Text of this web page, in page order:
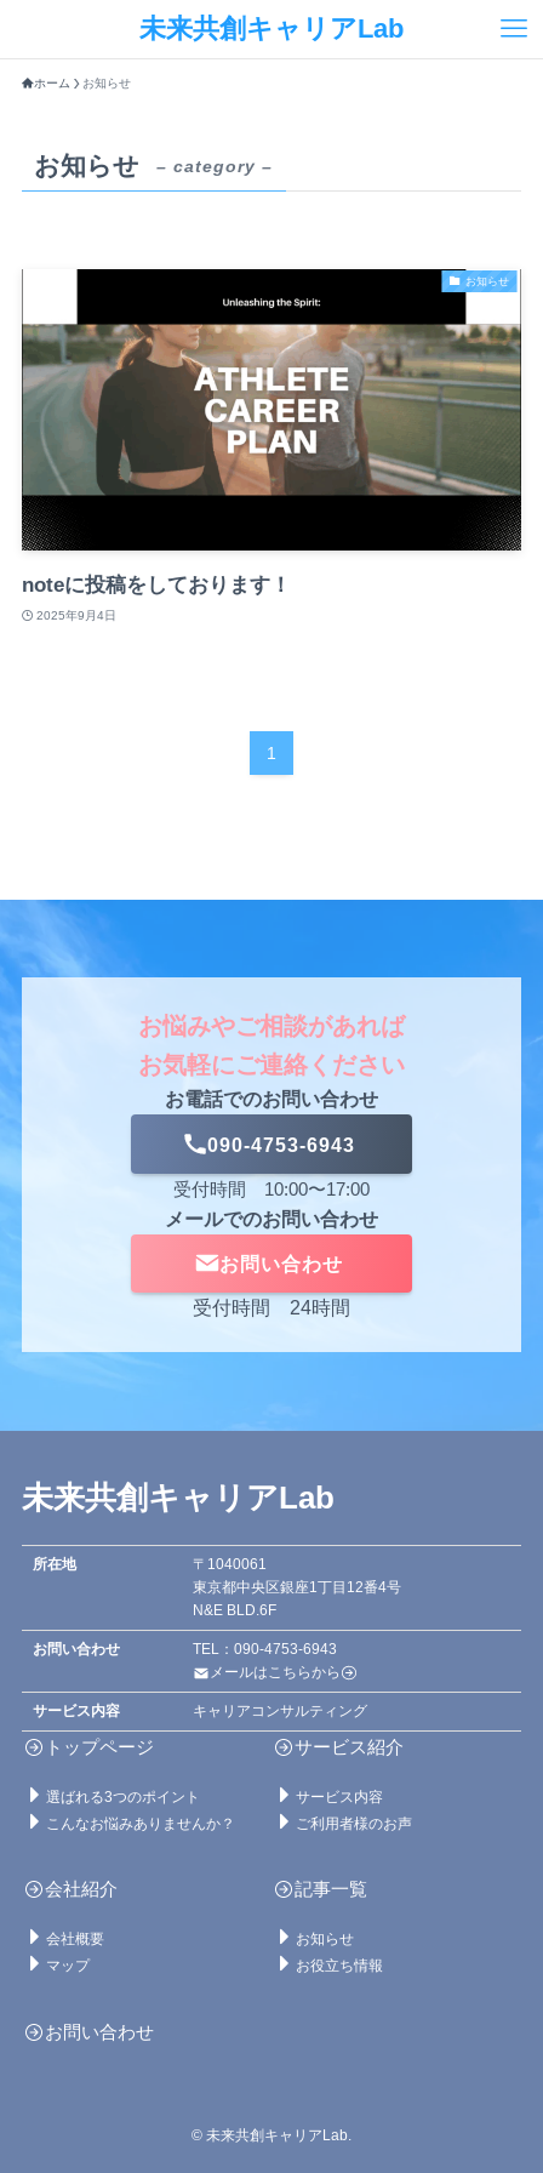
未来共創キャリアLab
ホーム お知らせ
お知らせ – category –
お知らせ
noteに投稿をしております！
2025年9月4日
1
お悩みやご相談があれば
お気軽にご連絡ください
お電話でのお問い合わせ
090-4753-6943
受付時間 10:00〜17:00
メールでのお問い合わせ
お問い合わせ
受付時間 24時間
未来共創キャリアLab
所在地
〒1040061
東京都中央区銀座1丁目12番4号
N&E BLD.6F
お問い合わせ
TEL：090-4753-6943
メールはこちらから
サービス内容 キャリアコンサルティング
トップページ
選ばれる3つのポイント
こんなお悩みありませんか？
サービス紹介
サービス内容
ご利用者様のお声
会社紹介
会社概要
マップ
記事一覧
お知らせ
お役立ち情報
お問い合わせ
© 未来共創キャリアLab.